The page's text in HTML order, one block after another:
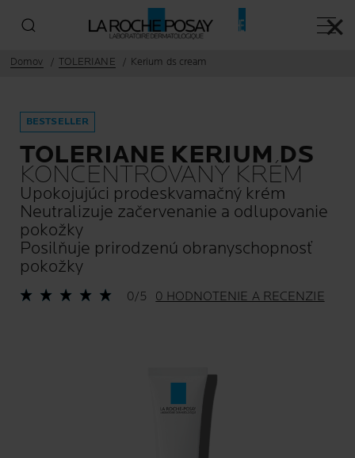
Domov TOLERIANE Kerium ds cream
BESTSELLER
TOLERIANE KERIUM DS
KONCENTROVANÝ KRÉM
Upokojujúci prodeskvamačný krém
Neutralizuje začervenanie a odlupovanie
pokožky
Posilňuje prirodzenú obranyschopnosť
pokožky
0/5 0 HODNOTENIE A RECENZIE
✕